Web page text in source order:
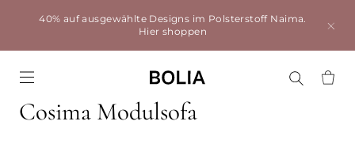
40% auf ausgewählte Designs im Polsterstoff Naima.
Hier shoppen
Cosima Modulsofa